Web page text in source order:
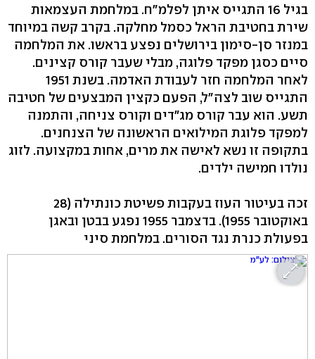
בגיל 16 התגייס איתן לפלמ"ח. במלחמת העצמאות
שירת בחטיבת הראל כסמל מחלקה. בקרב קשה במיוחד
במנזר סן-סימון בירושלים נפצע בראשו. את המלחמה
סיים כסגן מפקד פלוגה, מבלי שעבר קורס קצינים.
לאחר המלחמה חזר לעבודת האדמה. בשנת 1951
התגייס שוב לצה"ל, הפעם כקצין המבצעים של חטיבה
תשע. הוא עבר קורס מג"דים וקורס צניחה, והתמנה
למפקד פלוגת המילואים הראשונה של הצנחנים.
בתקופה זו נשא לאישה את מרים, אחות במקצועה. לזוג
נולדו חמישה ילדים.
זכה בעיטור העוז בעקבות פשיטת כונתילה (28
באוקטובר 1955). בדצמבר 1955 נפגע בבטן ובאגן
בפעולת כנרת נגד הסורים. במלחמת סיני